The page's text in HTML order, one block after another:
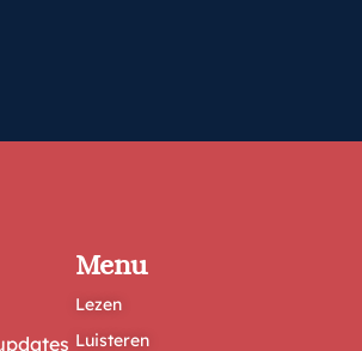
Menu
Lezen
Luisteren